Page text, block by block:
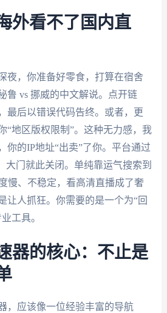
外看不了国内直
夜，你准备好零食，打算在宿舍
鲁 vs 挪威的中文解说。点开链
最后以错误代码告终。或者，更
“地区版权限制”。这种无力感，我
你的IP地址“出卖”了你。平台通过
大门就此关闭。单纯靠运气搜索到
慢、不稳定，看高清直播成了奢
让人抓狂。你需要的是一个为“回
工具。
器的核心：不止是
，应该像一位经验丰富的导航